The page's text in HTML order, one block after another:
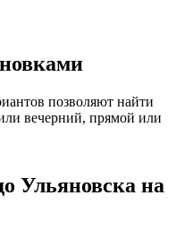
позволяют найти
вечерний, прямой или
Ульяновска на